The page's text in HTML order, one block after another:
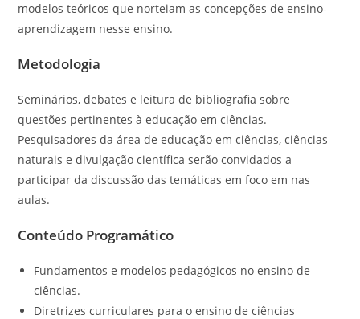
modelos teóricos que norteiam as concepções de ensino-
aprendizagem nesse ensino.
Metodologia
Seminários, debates e leitura de bibliografia sobre
questões pertinentes à educação em ciências.
Pesquisadores da área de educação em ciências, ciências
naturais e divulgação científica serão convidados a
participar da discussão das temáticas em foco em nas
aulas.
Conteúdo Programático
Fundamentos e modelos pedagógicos no ensino de
ciências.
Diretrizes curriculares para o ensino de ciências